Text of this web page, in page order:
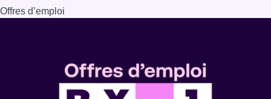
Offres d’emploi